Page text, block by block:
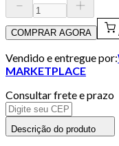
COMPRAR AGORA
Vendido e entregue por:
MARKETPLACE
Consultar frete e prazo
Descrição do produto